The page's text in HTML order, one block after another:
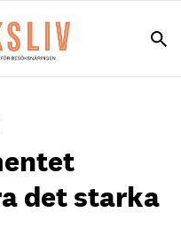
det starka